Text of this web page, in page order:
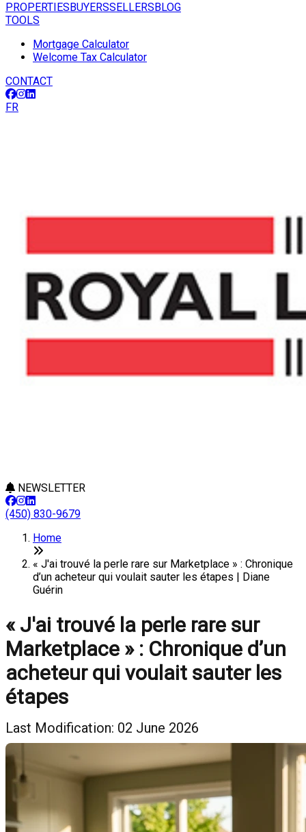
PROPERTIESBUYERSSELLERSBLOG
TOOLS
Mortgage Calculator
Welcome Tax Calculator
CONTACT
FR
NEWSLETTER
(450) 830-9679
Home
« J'ai trouvé la perle rare sur Marketplace » : Chronique
d’un acheteur qui voulait sauter les étapes | Diane
Guérin
« J'ai trouvé la perle rare sur
Marketplace » : Chronique d’un
acheteur qui voulait sauter les
étapes
Last Modification: 02 June 2026